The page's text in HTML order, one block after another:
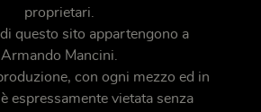
proprietari.
di questo sito appartengono a
Armando Mancini.
con ogni mezzo ed in
espressamente vietata senza